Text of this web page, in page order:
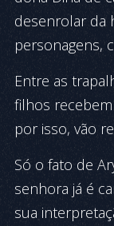
desenrolar da
personagens,
Entre as
filhos
por isso, vão
Só o fato de
senhora já é
sua